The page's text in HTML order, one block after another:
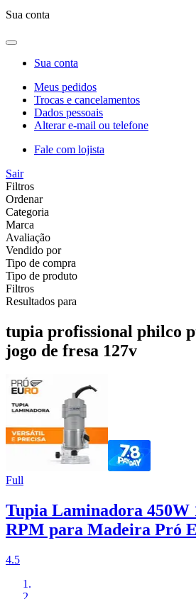
Sua conta
Sua conta
Meus pedidos
Trocas e cancelamentos
Dados pessoais
Alterar e-mail ou telefone
Fale com lojista
Sair
Filtros
Ordenar
Categoria
Marca
Avaliação
Vendido por
Tipo de compra
Tipo de produto
Filtros
Resultados para
tupia profissional philco
jogo de fresa 127v
Full
Tupia Laminadora 450W
RPM para Madeira Pró
4.5